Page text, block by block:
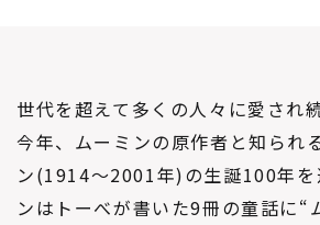
世代を超えて多くの人々に愛され
今年、ムーミンの原作者と知られ
ン(1914～2001年)の生誕100年を
ンはトーべが書いた9冊の童話に“